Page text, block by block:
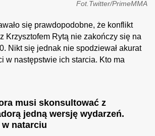
Fot.Twitter/PrimeMMA
się prawdopodobne, że konflikt
Krzysztofem Rytą nie zakończy się na
Nikt się jednak nie spodziewał akurat
w następstwie ich starcia. Kto ma
musi skonsultować z
jedną wersję wydarzeń.
natarciu